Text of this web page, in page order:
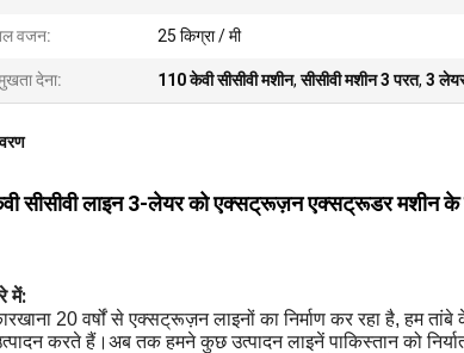
वजन: 25 किग्रा / मी
देना: 110 केवी सीसीवी मशीन,सीसीवी मशीन 3 परत, 3
सीसीवी लाइन 3-लेयर को एक्सट्रूज़न एक्सट्रूडर मशीन के
में:
20 वर्षों से एक्सट्रूज़न लाइनों का निर्माण कर रहा है, हम
करते हैं।अब तक हमने कुछ उत्पादन लाइनें पाकिस्तान को